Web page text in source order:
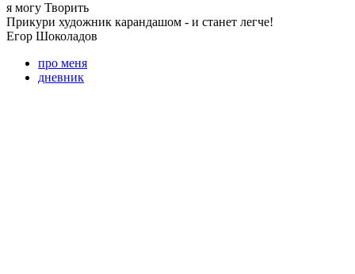
я могу Творить
Прикури художник карандашом - и станет легче!
Егор Шоколадов
про меня
дневник